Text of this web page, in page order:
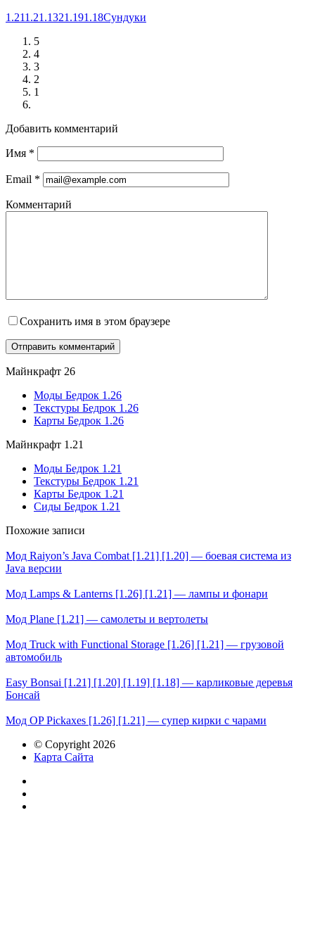
1.211.21.1321.191.18Сундуки
5
4
3
2
1
Добавить комментарий
Имя *
Email *
Комментарий
Сохранить имя в этом браузере
Майнкрафт 26
Моды Бедрок 1.26
Текстуры Бедрок 1.26
Карты Бедрок 1.26
Майнкрафт 1.21
Моды Бедрок 1.21
Текстуры Бедрок 1.21
Карты Бедрок 1.21
Сиды Бедрок 1.21
Похожие записи
Мод Raiyon’s Java Combat [1.21] [1.20] — боевая система из
Java версии
Мод Lamps & Lanterns [1.26] [1.21] — лампы и фонари
Мод Plane [1.21] — самолеты и вертолеты
Мод Truck with Functional Storage [1.26] [1.21] — грузовой
автомобиль
Easy Bonsai [1.21] [1.20] [1.19] [1.18] — карликовые деревья
Бонсай
Мод OP Pickaxes [1.26] [1.21] — супер кирки с чарами
© Copyright 2026
Карта Сайта